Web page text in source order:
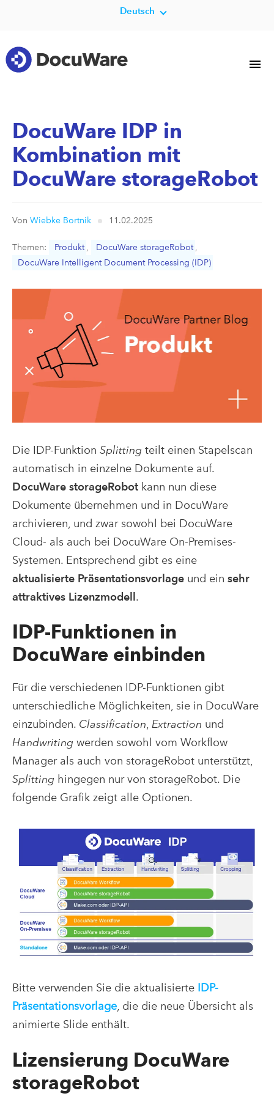
Deutsch
DocuWare IDP in
Kombination mit
DocuWare storageRobot
Von Wiebke Bortnik 11.02.2025
Themen: Produkt , DocuWare storageRobot ,
DocuWare Intelligent Document Processing (IDP)
Die IDP-Funktion Splitting teilt einen Stapelscan
automatisch in einzelne Dokumente auf.
DocuWare storageRobot kann nun diese
Dokumente übernehmen und in DocuWare
archivieren, und zwar sowohl bei DocuWare
Cloud- als auch bei DocuWare On-Premises-
Systemen. Entsprechend gibt es eine
aktualisierte Präsentationsvorlage und ein sehr
attraktives Lizenzmodell.
IDP-Funktionen in
DocuWare einbinden
Für die verschiedenen IDP-Funktionen gibt
unterschiedliche Möglichkeiten, sie in DocuWare
einzubinden. Classification, Extraction und
Handwriting werden sowohl vom Workflow
Manager als auch von storageRobot unterstützt,
Splitting hingegen nur von storageRobot. Die
folgende Grafik zeigt alle Optionen.
Bitte verwenden Sie die aktualisierte IDP-
Präsentationsvorlage , die die neue Übersicht als
animierte Slide enthält.
Lizensierung DocuWare
storageRobot